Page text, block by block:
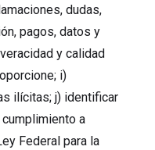
dudas,
pagos, datos y
y calidad
i)
ilícitas; j) identificar
a
Federal para la